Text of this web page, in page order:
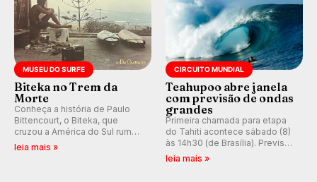
MUSEU DO SURFE
Biteka no Trem da
Morte
Conheça a história de Paulo
Bittencourt, o Biteka, que
cruzou a América do Sul rumo
ao Pacífico em uma jornada
leia mais »
CIRCUITO MUNDIAL
Teahupoo abre janela
com previsão de ondas
grandes
Primeira chamada para etapa
do Tahiti acontece sábado (8)
às 14h30 (de Brasília). Previsão
indica swell consistente.
leia mais »